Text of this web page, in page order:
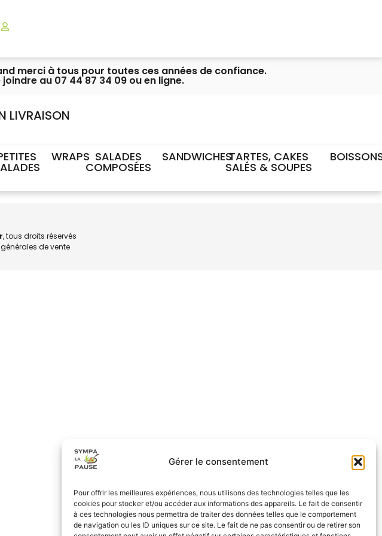
Gérer le consentement
Pour offrir les meilleures expériences, nous utilisons des technologies telles que les
cookies pour stocker et/ou accéder aux informations des appareils. Le fait de consentir
à ces technologies nous permettra de traiter des données telles que le comportement
de navigation ou les ID uniques sur ce site. Le fait de ne pas consentir ou de retirer son
merci à tous pour toutes ces années de confiance.
au 07 44 87 34 09 ou en ligne.
LIVRAISON
WRAPS SALADES
COMPOSÉES
SANDWICHESTARTES, CAKES
SALÉS & SOUPES
, tous droits réservés
de vente